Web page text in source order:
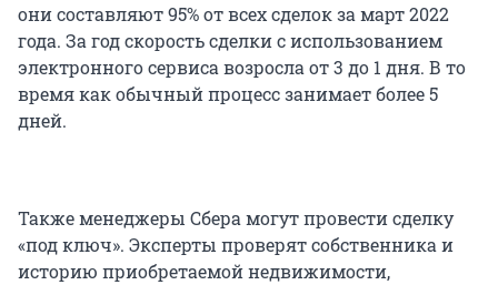
они составляют 95% от всех сделок за март 2022
года. За год скорость сделки с использованием
электронного сервиса возросла от 3 до 1 дня. В то
время как обычный процесс занимает более 5
дней.
Также менеджеры Сбера могут провести сделку
«под ключ». Эксперты проверят собственника и
историю приобретаемой недвижимости,